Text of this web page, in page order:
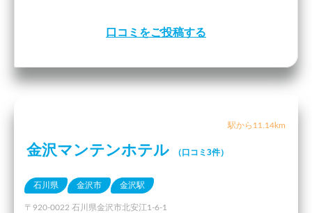
口コミをご投稿する
駅から11.14km
金沢マンテンホテル （口コミ3件）
石川県 金沢市 金沢駅
〒920-0022 石川県金沢市北安江1-6-1